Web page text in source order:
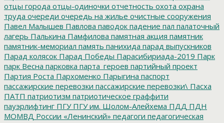
отцы города отцы-одиночки отчетность охота охрана
труда очереди очередь на жилье очистные сооружения
Павел Малышев Павлова паводок падение пал палаточный
лагерь Палькина Памфилова памятная акция памятник
памятник-мемориал память панихида парад выпускников
Парад колясок Парад Победы Парасибириада-2019 Парк
парк Весна парковка парта_героев партийный проект
Партия Роста Пархоменко Парыгина паспорт
пассажирские перевозки пассажирские перевозки\ Пасха
ПАТП патриотизм патриотическое граффити
пауэрлифтинг ПГУПГУ им. Шолом-Алейхема ПДД ПДН
МОМВД России «Ленинский» педагоги педагогическая